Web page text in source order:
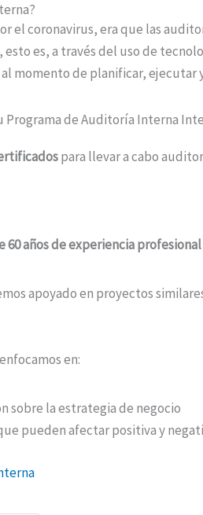
el coronavirus, era que las
es, a través del uso de
momento de planificar,
Programa de Auditoría Interna
para llevar a cabo
60 años de experiencia profesional
apoyado en proyectos
en:
sobre la estrategia de negocio
pueden afectar positiva y